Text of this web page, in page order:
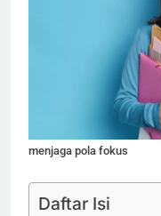
menjaga pola fokus
Daftar Isi